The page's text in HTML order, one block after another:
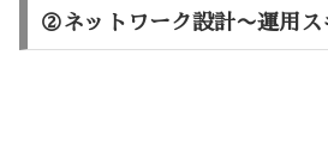
②ネットワーク設計〜運用ス